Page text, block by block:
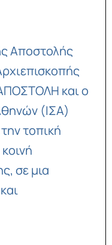
Αποστολής
και ο
(ΙΣΑ)
τοπική
σε μια